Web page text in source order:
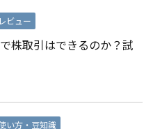
レビュー
株取引はできるのか？試
い方・豆知識